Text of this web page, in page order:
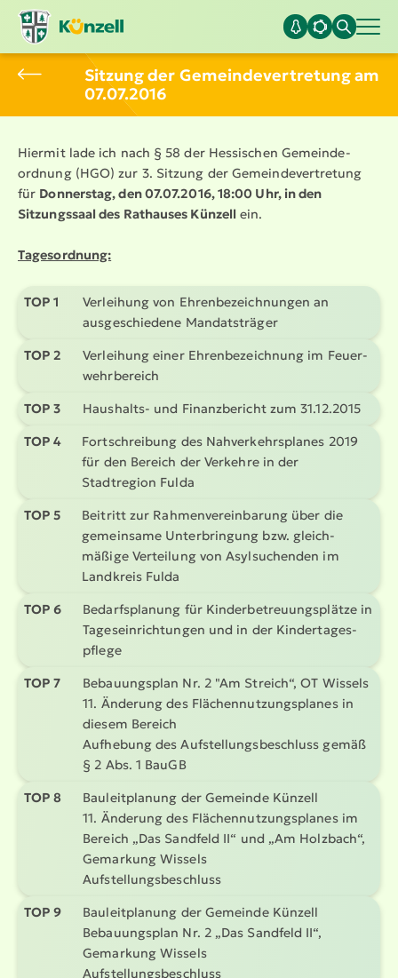
Sitzung der Gemein­de­ver­tretung am
07.07.2016
Hiermit lade ich nach § 58 der Hessischen Gemein­de­
ordnung (HGO) zur 3. Sitzung der Gemein­de­ver­tretung
für Donnerstag, den 07.07.2016, 18:00 Uhr, in den
Sitzungssaal des Rathauses Künzell ein.
Tages­ordnung:
TOP 1
Verleihung von Ehren­be­zeich­nungen an
ausge­schiedene Mandats­träger
TOP 2
Verleihung einer Ehren­be­zeichnung im Feuer­
wehr­be­reich
TOP 3 Haushalts- und Finanz­be­richt zum 31.12.2015
TOP 4
Fortschreibung des Nahver­kehrs­planes 2019
für den Bereich der Verkehre in der
Stadtregion Fulda
TOP 5
Beitritt zur Rahmen­ver­ein­barung über die
gemeinsame Unter­bringung bzw. gleich­
mäßige Verteilung von Asylsu­chenden im
Landkreis Fulda
TOP 6
Bedarfs­planung für Kinder­be­treu­ungs­plätze in
Tages­ein­rich­tungen und in der Kinder­ta­ges­
pflege
TOP 7
Bebau­ungsplan Nr. 2 "Am Streich“, OT Wissels
11. Änderung des Flächen­nut­zungs­planes in
diesem Bereich
Aufhebung des Aufstel­lungs­be­schluss gemäß
§ 2 Abs. 1 BauGB
TOP 8
Bauleit­planung der Gemeinde Künzell
11. Änderung des Flächen­nut­zungs­planes im
Bereich „Das Sandfeld II“ und „Am Holzbach“,
Gemarkung Wissels
Aufstel­lungs­be­schluss
TOP 9
Bauleit­planung der Gemeinde Künzell
Bebau­ungsplan Nr. 2 „Das Sandfeld II“,
Gemarkung Wissels
Aufstel­lungs­be­schluss